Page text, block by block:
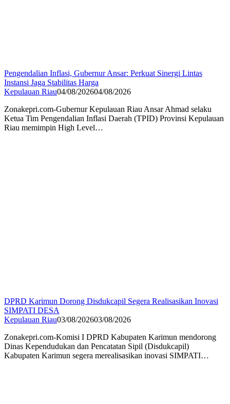
Pengendalian Inflasi, Gubernur Ansar: Perkuat Sinergi Lintas
Instansi Jaga Stabilitas Harga
Kepulauan Riau04/08/202604/08/2026
Zonakepri.com-Gubernur Kepulauan Riau Ansar Ahmad selaku
Ketua Tim Pengendalian Inflasi Daerah (TPID) Provinsi Kepulauan
Riau memimpin High Level…
DPRD Karimun Dorong Disdukcapil Segera Realisasikan Inovasi
SIMPATI DESA
Kepulauan Riau03/08/202603/08/2026
Zonakepri.com-Komisi I DPRD Kabupaten Karimun mendorong
Dinas Kependudukan dan Pencatatan Sipil (Disdukcapil)
Kabupaten Karimun segera merealisasikan inovasi SIMPATI…